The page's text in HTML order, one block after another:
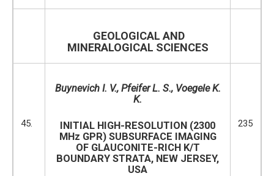
GEOLOGICAL AND
MINERALOGICAL SCIENCES
45.
Buynevich I. V., Pfeifer L. S., Voegele K.
K.
INITIAL HIGH-RESOLUTION (2300
MHz GPR) SUBSURFACE IMAGING
OF GLAUCONITE-RICH K/T
BOUNDARY STRATA, NEW JERSEY,
USA
235